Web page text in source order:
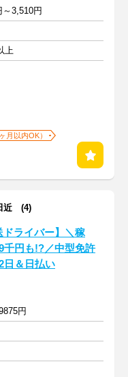
3,510円
上
月以内OK）
近 (4)
ドライバー】＼稼
千円も!?／中型免許
＆日払い
円